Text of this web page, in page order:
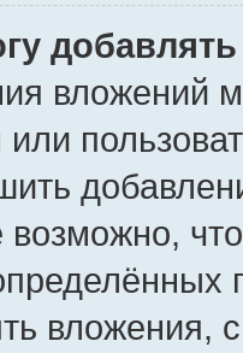
вложений
вложения,